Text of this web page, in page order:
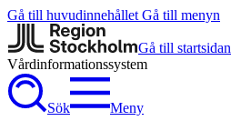
Gå till huvudinnehållet Gå till menyn
Gå till startsidan
Vårdinformationssystem
Sök Meny